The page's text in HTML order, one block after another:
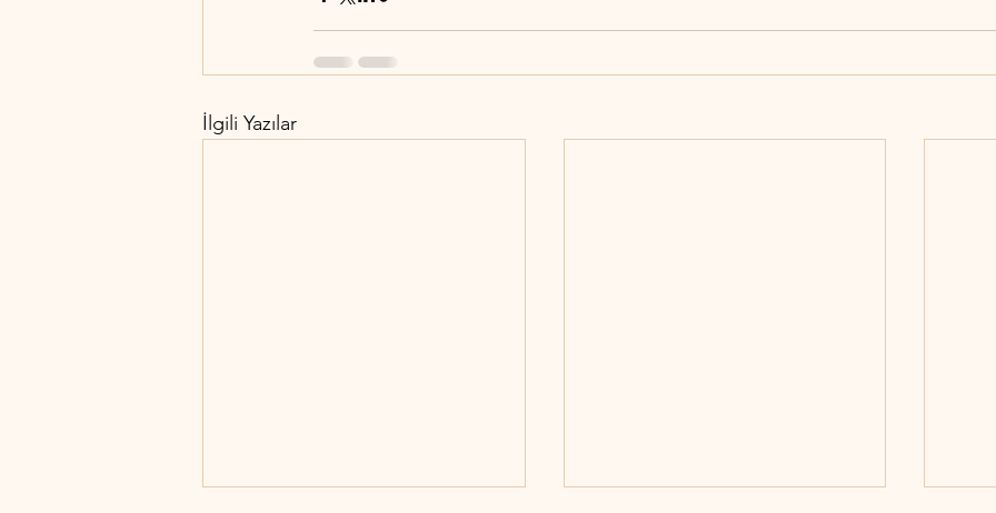
İlgili Yazılar